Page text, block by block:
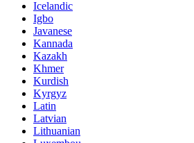
Icelandic
Igbo
Javanese
Kannada
Kazakh
Khmer
Kurdish
Kyrgyz
Latin
Latvian
Lithuanian